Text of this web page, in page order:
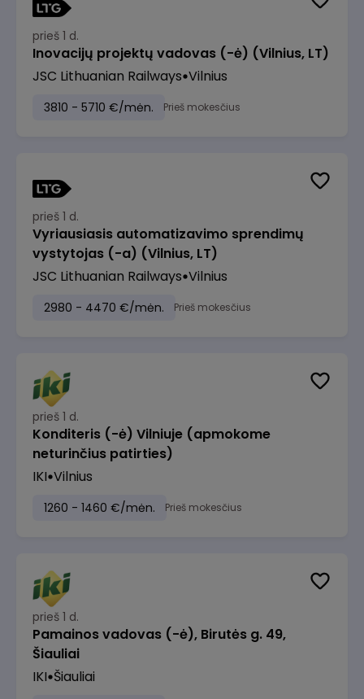
prieš 1 d.
Inovacijų projektų vadovas (-ė) (Vilnius, LT)
JSC Lithuanian Railways Vilnius
3810 - 5710 €/mėn. Prieš mokesčius
prieš 1 d.
Vyriausiasis automatizavimo sprendimų
vystytojas (-a) (Vilnius, LT)
JSC Lithuanian Railways Vilnius
2980 - 4470 €/mėn. Prieš mokesčius
prieš 1 d.
Konditeris (-ė) Vilniuje (apmokome
neturinčius patirties)
IKI Vilnius
1260 - 1460 €/mėn. Prieš mokesčius
prieš 1 d.
Pamainos vadovas (-ė), Birutės g. 49,
Šiauliai
IKI Šiauliai